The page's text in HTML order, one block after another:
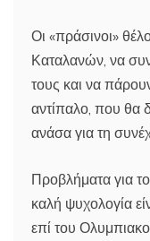
Οι «πράσινοι»
Καταλανών, να
τους και να
αντίπαλο, που θα
ανάσα για τη
Προβλήματα για
καλή ψυχολογία
επί του